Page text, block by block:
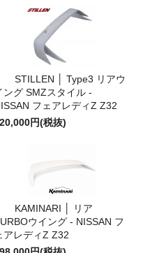
STILLEN │ Type3 リアウ
ング SMZスタイル -
フェアレディZ Z32
円(税抜)
KAMINARI │ リア
ウイング - NISSAN フ
アレディZ Z32